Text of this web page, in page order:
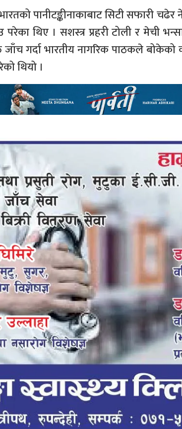
पानीटङ्कीनाकाबाट सिटी सफारी
परेका थिए । सशस्त्र प्रहरी टोली र मेची
गर्दा भारतीय नागरिक पाठकले बोकेको
थियो ।